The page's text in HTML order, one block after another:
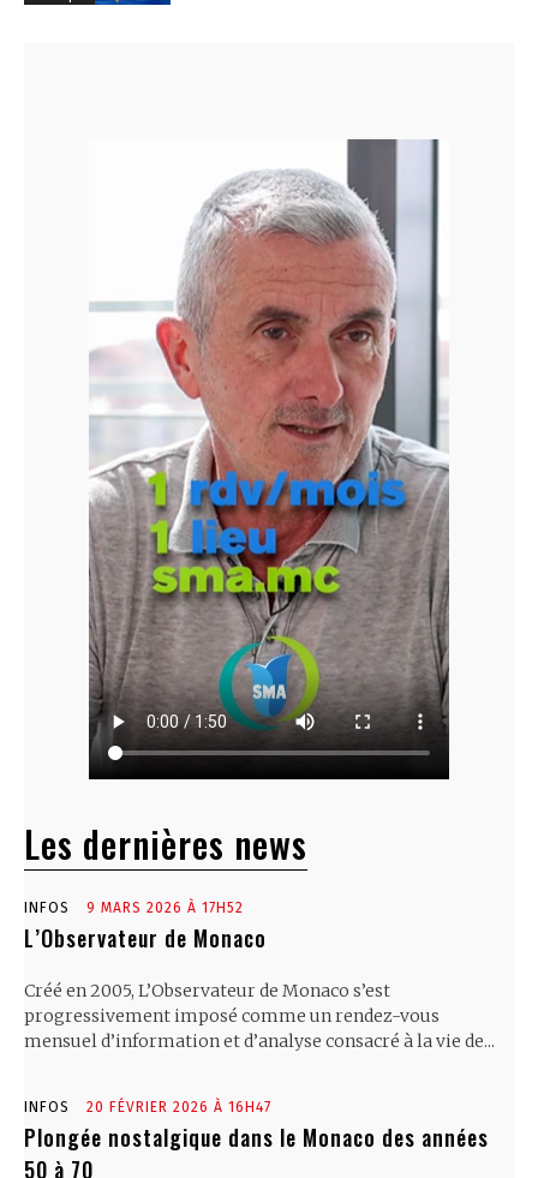
Les dernières news
INFOS 9 MARS 2026 À 17H52
L’Observateur de Monaco
Créé en 2005, L’Observateur de Monaco s’est
progressivement imposé comme un rendez-vous
mensuel d’information et d’analyse consacré à la vie de...
INFOS 20 FÉVRIER 2026 À 16H47
Plongée nostalgique dans le Monaco des années
50 à 70